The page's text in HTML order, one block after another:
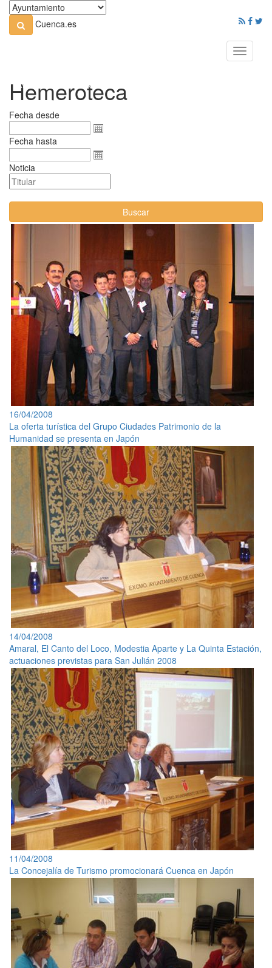
Cuenca.es
Toggle
Hemeroteca
Fecha desde
Fecha hasta
Noticia
Buscar
16/04/2008
La oferta turística del Grupo Ciudades Patrimonio de la
Humanidad se presenta en Japón
14/04/2008
Amaral, El Canto del Loco, Modestia Aparte y La Quinta Estación,
actuaciones previstas para San Julián 2008
11/04/2008
La Concejalía de Turismo promocionará Cuenca en Japón